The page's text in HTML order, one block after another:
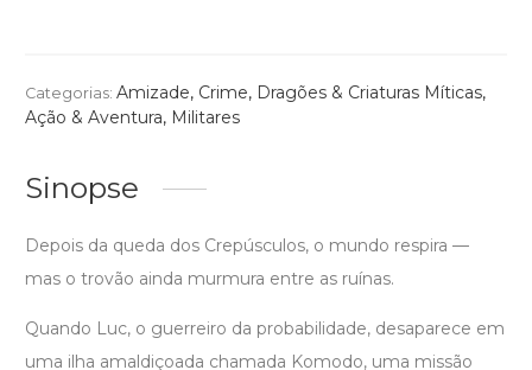
Categorias: Amizade, Crime, Dragões & Criaturas Míticas,
Ação & Aventura, Militares
Sinopse
Depois da queda dos Crepúsculos, o mundo respira —
mas o trovão ainda murmura entre as ruínas.
Quando Luc, o guerreiro da probabilidade, desaparece em
uma ilha amaldiçoada chamada Komodo, uma missão